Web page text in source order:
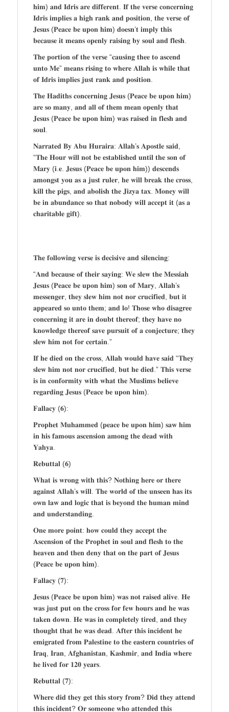
𝐡𝐢𝐦) 𝐚𝐧𝐝 𝐈𝐝𝐫𝐢𝐬 𝐚𝐫𝐞 𝐝𝐢𝐟𝐟𝐞𝐫𝐞𝐧𝐭. 𝐈𝐟 𝐭𝐡𝐞 𝐯𝐞𝐫𝐬𝐞 𝐜𝐨𝐧𝐜𝐞𝐫𝐧𝐢𝐧𝐠
𝐈𝐝𝐫𝐢𝐬 𝐢𝐦𝐩𝐥𝐢𝐞𝐬 𝐚 𝐡𝐢𝐠𝐡 𝐫𝐚𝐧𝐤 𝐚𝐧𝐝 𝐩𝐨𝐬𝐢𝐭𝐢𝐨𝐧, 𝐭𝐡𝐞 𝐯𝐞𝐫𝐬𝐞 𝐨𝐟
𝐉𝐞𝐬𝐮𝐬 (𝐏𝐞𝐚𝐜𝐞 𝐛𝐞 𝐮𝐩𝐨𝐧 𝐡𝐢𝐦) 𝐝𝐨𝐞𝐬𝐧’𝐭 𝐢𝐦𝐩𝐥𝐲 𝐭𝐡𝐢𝐬
𝐛𝐞𝐜𝐚𝐮𝐬𝐞 𝐢𝐭 𝐦𝐞𝐚𝐧𝐬 𝐨𝐩𝐞𝐧𝐥𝐲 𝐫𝐚𝐢𝐬𝐢𝐧𝐠 𝐛𝐲 𝐬𝐨𝐮𝐥 𝐚𝐧𝐝 𝐟𝐥𝐞𝐬𝐡.
𝐓𝐡𝐞 𝐩𝐨𝐫𝐭𝐢𝐨𝐧 𝐨𝐟 𝐭𝐡𝐞 𝐯𝐞𝐫𝐬𝐞 “𝐜𝐚𝐮𝐬𝐢𝐧𝐠 𝐭𝐡𝐞𝐞 𝐭𝐨 𝐚𝐬𝐜𝐞𝐧𝐝
𝐮𝐧𝐭𝐨 𝐌𝐞” 𝐦𝐞𝐚𝐧𝐬 𝐫𝐢𝐬𝐢𝐧𝐠 𝐭𝐨 𝐰𝐡𝐞𝐫𝐞 𝐀𝐥𝐥𝐚𝐡 𝐢𝐬 𝐰𝐡𝐢𝐥𝐞 𝐭𝐡𝐚𝐭
𝐨𝐟 𝐈𝐝𝐫𝐢𝐬 𝐢𝐦𝐩𝐥𝐢𝐞𝐬 𝐣𝐮𝐬𝐭 𝐫𝐚𝐧𝐤 𝐚𝐧𝐝 𝐩𝐨𝐬𝐢𝐭𝐢𝐨𝐧.
𝐓𝐡𝐞 𝐇𝐚𝐝𝐢𝐭𝐡𝐬 𝐜𝐨𝐧𝐜𝐞𝐫𝐧𝐢𝐧𝐠 𝐉𝐞𝐬𝐮𝐬 (𝐏𝐞𝐚𝐜𝐞 𝐛𝐞 𝐮𝐩𝐨𝐧 𝐡𝐢𝐦)
𝐚𝐫𝐞 𝐬𝐨 𝐦𝐚𝐧𝐲, 𝐚𝐧𝐝 𝐚𝐥𝐥 𝐨𝐟 𝐭𝐡𝐞𝐦 𝐦𝐞𝐚𝐧 𝐨𝐩𝐞𝐧𝐥𝐲 𝐭𝐡𝐚𝐭
𝐉𝐞𝐬𝐮𝐬 (𝐏𝐞𝐚𝐜𝐞 𝐛𝐞 𝐮𝐩𝐨𝐧 𝐡𝐢𝐦) 𝐰𝐚𝐬 𝐫𝐚𝐢𝐬𝐞𝐝 𝐢𝐧 𝐟𝐥𝐞𝐬𝐡 𝐚𝐧𝐝
𝐬𝐨𝐮𝐥.
𝐍𝐚𝐫𝐫𝐚𝐭𝐞𝐝 𝐁𝐲 𝐀𝐛𝐮 𝐇𝐮𝐫𝐚𝐢𝐫𝐚: 𝐀𝐥𝐥𝐚𝐡’𝐬 𝐀𝐩𝐨𝐬𝐭𝐥𝐞 𝐬𝐚𝐢𝐝,
“𝐓𝐡𝐞 𝐇𝐨𝐮𝐫 𝐰𝐢𝐥𝐥 𝐧𝐨𝐭 𝐛𝐞 𝐞𝐬𝐭𝐚𝐛𝐥𝐢𝐬𝐡𝐞𝐝 𝐮𝐧𝐭𝐢𝐥 𝐭𝐡𝐞 𝐬𝐨𝐧 𝐨𝐟
𝐌𝐚𝐫𝐲 (𝐢.𝐞. 𝐉𝐞𝐬𝐮𝐬 (𝐏𝐞𝐚𝐜𝐞 𝐛𝐞 𝐮𝐩𝐨𝐧 𝐡𝐢𝐦)) 𝐝𝐞𝐬𝐜𝐞𝐧𝐝𝐬
𝐚𝐦𝐨𝐧𝐠𝐬𝐭 𝐲𝐨𝐮 𝐚𝐬 𝐚 𝐣𝐮𝐬𝐭 𝐫𝐮𝐥𝐞𝐫, 𝐡𝐞 𝐰𝐢𝐥𝐥 𝐛𝐫𝐞𝐚𝐤 𝐭𝐡𝐞 𝐜𝐫𝐨𝐬𝐬,
𝐤𝐢𝐥𝐥 𝐭𝐡𝐞 𝐩𝐢𝐠𝐬, 𝐚𝐧𝐝 𝐚𝐛𝐨𝐥𝐢𝐬𝐡 𝐭𝐡𝐞 𝐉𝐢𝐳𝐲𝐚 𝐭𝐚𝐱. 𝐌𝐨𝐧𝐞𝐲 𝐰𝐢𝐥𝐥
𝐛𝐞 𝐢𝐧 𝐚𝐛𝐮𝐧𝐝𝐚𝐧𝐜𝐞 𝐬𝐨 𝐭𝐡𝐚𝐭 𝐧𝐨𝐛𝐨𝐝𝐲 𝐰𝐢𝐥𝐥 𝐚𝐜𝐜𝐞𝐩𝐭 𝐢𝐭 (𝐚𝐬 𝐚
𝐜𝐡𝐚𝐫𝐢𝐭𝐚𝐛𝐥𝐞 𝐠𝐢𝐟𝐭).
𝐓𝐡𝐞 𝐟𝐨𝐥𝐥𝐨𝐰𝐢𝐧𝐠 𝐯𝐞𝐫𝐬𝐞 𝐢𝐬 𝐝𝐞𝐜𝐢𝐬𝐢𝐯𝐞 𝐚𝐧𝐝 𝐬𝐢𝐥𝐞𝐧𝐜𝐢𝐧𝐠:
“𝐀𝐧𝐝 𝐛𝐞𝐜𝐚𝐮𝐬𝐞 𝐨𝐟 𝐭𝐡𝐞𝐢𝐫 𝐬𝐚𝐲𝐢𝐧𝐠: 𝐖𝐞 𝐬𝐥𝐞𝐰 𝐭𝐡𝐞 𝐌𝐞𝐬𝐬𝐢𝐚𝐡
𝐉𝐞𝐬𝐮𝐬 (𝐏𝐞𝐚𝐜𝐞 𝐛𝐞 𝐮𝐩𝐨𝐧 𝐡𝐢𝐦) 𝐬𝐨𝐧 𝐨𝐟 𝐌𝐚𝐫𝐲, 𝐀𝐥𝐥𝐚𝐡’𝐬
𝐦𝐞𝐬𝐬𝐞𝐧𝐠𝐞𝐫, 𝐭𝐡𝐞𝐲 𝐬𝐥𝐞𝐰 𝐡𝐢𝐦 𝐧𝐨𝐭 𝐧𝐨𝐫 𝐜𝐫𝐮𝐜𝐢𝐟𝐢𝐞𝐝, 𝐛𝐮𝐭 𝐢𝐭
𝐚𝐩𝐩𝐞𝐚𝐫𝐞𝐝 𝐬𝐨 𝐮𝐧𝐭𝐨 𝐭𝐡𝐞𝐦; 𝐚𝐧𝐝 𝐥𝐨! 𝐓𝐡𝐨𝐬𝐞 𝐰𝐡𝐨 𝐝𝐢𝐬𝐚𝐠𝐫𝐞𝐞
𝐜𝐨𝐧𝐜𝐞𝐫𝐧𝐢𝐧𝐠 𝐢𝐭 𝐚𝐫𝐞 𝐢𝐧 𝐝𝐨𝐮𝐛𝐭 𝐭𝐡𝐞𝐫𝐞𝐨𝐟; 𝐭𝐡𝐞𝐲 𝐡𝐚𝐯𝐞 𝐧𝐨
𝐤𝐧𝐨𝐰𝐥𝐞𝐝𝐠𝐞 𝐭𝐡𝐞𝐫𝐞𝐨𝐟 𝐬𝐚𝐯𝐞 𝐩𝐮𝐫𝐬𝐮𝐢𝐭 𝐨𝐟 𝐚 𝐜𝐨𝐧𝐣𝐞𝐜𝐭𝐮𝐫𝐞; 𝐭𝐡𝐞𝐲
𝐬𝐥𝐞𝐰 𝐡𝐢𝐦 𝐧𝐨𝐭 𝐟𝐨𝐫 𝐜𝐞𝐫𝐭𝐚𝐢𝐧.”
𝐈𝐟 𝐡𝐞 𝐝𝐢𝐞𝐝 𝐨𝐧 𝐭𝐡𝐞 𝐜𝐫𝐨𝐬𝐬, 𝐀𝐥𝐥𝐚𝐡 𝐰𝐨𝐮𝐥𝐝 𝐡𝐚𝐯𝐞 𝐬𝐚𝐢𝐝 “𝐓𝐡𝐞𝐲
𝐬𝐥𝐞𝐰 𝐡𝐢𝐦 𝐧𝐨𝐭 𝐧𝐨𝐫 𝐜𝐫𝐮𝐜𝐢𝐟𝐢𝐞𝐝, 𝐛𝐮𝐭 𝐡𝐞 𝐝𝐢𝐞𝐝.” 𝐓𝐡𝐢𝐬 𝐯𝐞𝐫𝐬𝐞
𝐢𝐬 𝐢𝐧 𝐜𝐨𝐧𝐟𝐨𝐫𝐦𝐢𝐭𝐲 𝐰𝐢𝐭𝐡 𝐰𝐡𝐚𝐭 𝐭𝐡𝐞 𝐌𝐮𝐬𝐥𝐢𝐦𝐬 𝐛𝐞𝐥𝐢𝐞𝐯𝐞
𝐫𝐞𝐠𝐚𝐫𝐝𝐢𝐧𝐠 𝐉𝐞𝐬𝐮𝐬 (𝐏𝐞𝐚𝐜𝐞 𝐛𝐞 𝐮𝐩𝐨𝐧 𝐡𝐢𝐦).
𝐅𝐚𝐥𝐥𝐚𝐜𝐲 (𝟔):
𝐏𝐫𝐨𝐩𝐡𝐞𝐭 𝐌𝐮𝐡𝐚𝐦𝐦𝐞𝐝 (𝐩𝐞𝐚𝐜𝐞 𝐛𝐞 𝐮𝐩𝐨𝐧 𝐡𝐢𝐦) 𝐬𝐚𝐰 𝐡𝐢𝐦
𝐢𝐧 𝐡𝐢𝐬 𝐟𝐚𝐦𝐨𝐮𝐬 𝐚𝐬𝐜𝐞𝐧𝐬𝐢𝐨𝐧 𝐚𝐦𝐨𝐧𝐠 𝐭𝐡𝐞 𝐝𝐞𝐚𝐝 𝐰𝐢𝐭𝐡
𝐘𝐚𝐡𝐲𝐚.
𝐑𝐞𝐛𝐮𝐭𝐭𝐚𝐥 (𝟔)
𝐖𝐡𝐚𝐭 𝐢𝐬 𝐰𝐫𝐨𝐧𝐠 𝐰𝐢𝐭𝐡 𝐭𝐡𝐢𝐬? 𝐍𝐨𝐭𝐡𝐢𝐧𝐠 𝐡𝐞𝐫𝐞 𝐨𝐫 𝐭𝐡𝐞𝐫𝐞
𝐚𝐠𝐚𝐢𝐧𝐬𝐭 𝐀𝐥𝐥𝐚𝐡’𝐬 𝐰𝐢𝐥𝐥. 𝐓𝐡𝐞 𝐰𝐨𝐫𝐥𝐝 𝐨𝐟 𝐭𝐡𝐞 𝐮𝐧𝐬𝐞𝐞𝐧 𝐡𝐚𝐬 𝐢𝐭𝐬
𝐨𝐰𝐧 𝐥𝐚𝐰 𝐚𝐧𝐝 𝐥𝐨𝐠𝐢𝐜 𝐭𝐡𝐚𝐭 𝐢𝐬 𝐛𝐞𝐲𝐨𝐧𝐝 𝐭𝐡𝐞 𝐡𝐮𝐦𝐚𝐧 𝐦𝐢𝐧𝐝
𝐚𝐧𝐝 𝐮𝐧𝐝𝐞𝐫𝐬𝐭𝐚𝐧𝐝𝐢𝐧𝐠.
𝐎𝐧𝐞 𝐦𝐨𝐫𝐞 𝐩𝐨𝐢𝐧𝐭: 𝐡𝐨𝐰 𝐜𝐨𝐮𝐥𝐝 𝐭𝐡𝐞𝐲 𝐚𝐜𝐜𝐞𝐩𝐭 𝐭𝐡𝐞
𝐀𝐬𝐜𝐞𝐧𝐬𝐢𝐨𝐧 𝐨𝐟 𝐭𝐡𝐞 𝐏𝐫𝐨𝐩𝐡𝐞𝐭 𝐢𝐧 𝐬𝐨𝐮𝐥 𝐚𝐧𝐝 𝐟𝐥𝐞𝐬𝐡 𝐭𝐨 𝐭𝐡𝐞
𝐡𝐞𝐚𝐯𝐞𝐧 𝐚𝐧𝐝 𝐭𝐡𝐞𝐧 𝐝𝐞𝐧𝐲 𝐭𝐡𝐚𝐭 𝐨𝐧 𝐭𝐡𝐞 𝐩𝐚𝐫𝐭 𝐨𝐟 𝐉𝐞𝐬𝐮𝐬
(𝐏𝐞𝐚𝐜𝐞 𝐛𝐞 𝐮𝐩𝐨𝐧 𝐡𝐢𝐦).
𝐅𝐚𝐥𝐥𝐚𝐜𝐲 (𝟕):
𝐉𝐞𝐬𝐮𝐬 (𝐏𝐞𝐚𝐜𝐞 𝐛𝐞 𝐮𝐩𝐨𝐧 𝐡𝐢𝐦) 𝐰𝐚𝐬 𝐧𝐨𝐭 𝐫𝐚𝐢𝐬𝐞𝐝 𝐚𝐥𝐢𝐯𝐞. 𝐇𝐞
𝐰𝐚𝐬 𝐣𝐮𝐬𝐭 𝐩𝐮𝐭 𝐨𝐧 𝐭𝐡𝐞 𝐜𝐫𝐨𝐬𝐬 𝐟𝐨𝐫 𝐟𝐞𝐰 𝐡𝐨𝐮𝐫𝐬 𝐚𝐧𝐝 𝐡𝐞 𝐰𝐚𝐬
𝐭𝐚𝐤𝐞𝐧 𝐝𝐨𝐰𝐧. 𝐇𝐞 𝐰𝐚𝐬 𝐢𝐧 𝐜𝐨𝐦𝐩𝐥𝐞𝐭𝐞𝐥𝐲 𝐭𝐢𝐫𝐞𝐝, 𝐚𝐧𝐝 𝐭𝐡𝐞𝐲
𝐭𝐡𝐨𝐮𝐠𝐡𝐭 𝐭𝐡𝐚𝐭 𝐡𝐞 𝐰𝐚𝐬 𝐝𝐞𝐚𝐝. 𝐀𝐟𝐭𝐞𝐫 𝐭𝐡𝐢𝐬 𝐢𝐧𝐜𝐢𝐝𝐞𝐧𝐭 𝐡𝐞
𝐞𝐦𝐢𝐠𝐫𝐚𝐭𝐞𝐝 𝐟𝐫𝐨𝐦 𝐏𝐚𝐥𝐞𝐬𝐭𝐢𝐧𝐞 𝐭𝐨 𝐭𝐡𝐞 𝐞𝐚𝐬𝐭𝐞𝐫𝐧 𝐜𝐨𝐮𝐧𝐭𝐫𝐢𝐞𝐬 𝐨𝐟
𝐈𝐫𝐚𝐪, 𝐈𝐫𝐚𝐧, 𝐀𝐟𝐠𝐡𝐚𝐧𝐢𝐬𝐭𝐚𝐧, 𝐊𝐚𝐬𝐡𝐦𝐢𝐫, 𝐚𝐧𝐝 𝐈𝐧𝐝𝐢𝐚 𝐰𝐡𝐞𝐫𝐞
𝐡𝐞 𝐥𝐢𝐯𝐞𝐝 𝐟𝐨𝐫 𝟏𝟐𝟎 𝐲𝐞𝐚𝐫𝐬.
𝐑𝐞𝐛𝐮𝐭𝐭𝐚𝐥 (𝟕):
𝐖𝐡𝐞𝐫𝐞 𝐝𝐢𝐝 𝐭𝐡𝐞𝐲 𝐠𝐞𝐭 𝐭𝐡𝐢𝐬 𝐬𝐭𝐨𝐫𝐲 𝐟𝐫𝐨𝐦? 𝐃𝐢𝐝 𝐭𝐡𝐞𝐲 𝐚𝐭𝐭𝐞𝐧𝐝
𝐭𝐡𝐢𝐬 𝐢𝐧𝐜𝐢𝐝𝐞𝐧𝐭? 𝐎𝐫 𝐬𝐨𝐦𝐞𝐨𝐧𝐞 𝐰𝐡𝐨 𝐚𝐭𝐭𝐞𝐧𝐝𝐞𝐝 𝐭𝐡𝐢𝐬